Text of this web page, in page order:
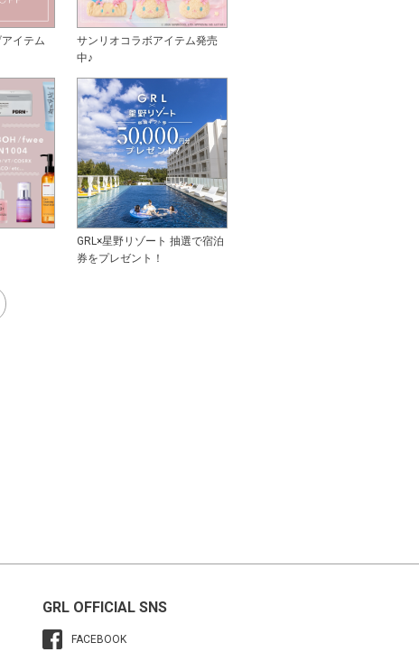
イテム
サンリオコラボアイテム発売
中♪
GRL×星野リゾート 抽選で宿泊
券をプレゼント！
GRL OFFICIAL SNS
FACEBOOK